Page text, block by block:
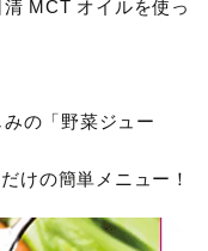
清 MCT オイルを使っ
の「野菜ジュー
けの簡単メニュー！